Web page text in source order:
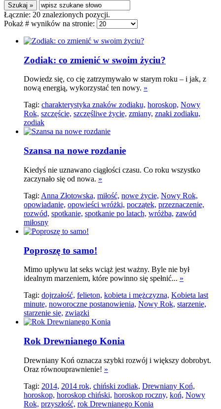
Łącznie: 20 znalezionych pozycji.
Pokaż # wyników na stronie:
Zodiak: co zmienić w swoim życiu?
Dowiedz się, co cię zatrzymywało w starym roku – i jak, z
nową energią, wykorzystać ten nowy. »
Tagi: charakterystyka znaków zodiaku, horoskop, Nowy
Rok, szczęście, szczęśliwe życie, zmiany, znaki zodiaku,
zodiak
Szansa na nowe rozdanie
Kiedyś nie uznawano ciągłości czasu. Co roku wszystko
zaczynało się od nowa. »
Tagi: Anna Złotowska, miłość, nowe życie, Nowy Rok,
opowiadanie, opowieści wróżki, początek, przeznaczenie,
rozwód, spotkanie, spotkanie po latach, wróżba, zawód
miłosny
Poproszę to samo!
Mimo upływu lat seks wciąż jest ważny. Byle nie był
idealnym marzeniem, które powinno się spełnić... »
Tagi: dojrzałość, felieton, kobieta i mężczyzna, Kobieta last
minute, noworoczne postanowienia, Nowy Rok, starzenie,
starzenie się, związki
Rok Drewnianego Konia
Drewniany Koń oznacza szybki rozwój i większy dobrobyt.
Oraz równouprawnienie! »
Tagi: 2014, 2014 rok, chiński zodiak, Drewniany Koń,
horoskop, horoskop chiński, horoskop roczny, koń, Nowy
Rok, przyszłość, rok Drewnianego Konia